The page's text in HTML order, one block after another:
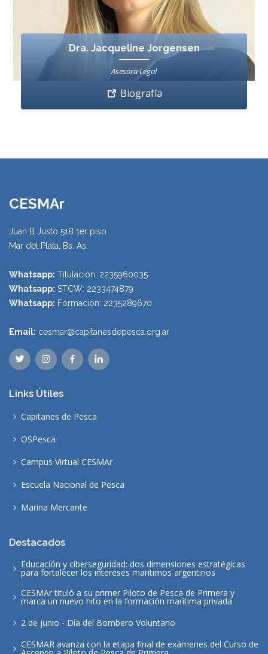
Dra. Jacqueline Jorgensen
Asesora Legal
Biografía
CESMAr
Juan B Justo 518 1er piso
Mar del Plata, Bs. As.
Whatsapp: Titulación: 2235960035
Whatsapp: STCW: 2233474879
Whatsapp: Formación: 2235289670
Email: cesmar@capitanesdepesca.org.ar
Links Útiles
Capitanes de Pesca
OSPesca
Campus Virtual CESMAr
Escuela Nacional de Pesca
Marina Mercante
Destacados
Educación y ciberseguridad: dos dimensiones estratégicas
para fortalecer los intereses marítimos argentinos
CESMAr tituló a su primer Piloto de Pesca de Primera y
marca un nuevo hito en la formación marítima privada
2 de junio - Día del Bombero Voluntario
CESMAR avanza con la etapa final de exámenes del Curso de